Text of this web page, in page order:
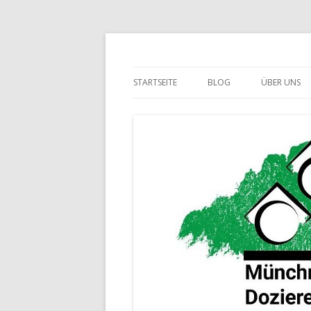
STARTSEITE BLOG ÜBER UNS